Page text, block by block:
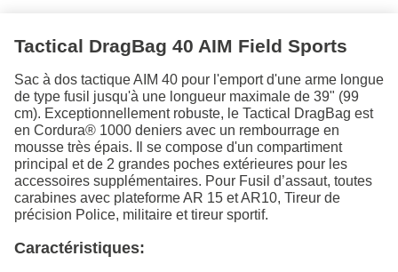
Tactical DragBag 40 AIM Field Sports
Sac à dos tactique AIM 40 pour l'emport d'une arme longue
de type fusil jusqu'à une longueur maximale de 39" (99
cm). Exceptionnellement robuste, le Tactical DragBag est
en Cordura® 1000 deniers avec un rembourrage en
mousse très épais. Il se compose d'un compartiment
principal et de 2 grandes poches extérieures pour les
accessoires supplémentaires. Pour Fusil d’assaut, toutes
carabines avec plateforme AR 15 et AR10, Tireur de
précision Police, militaire et tireur sportif.
Caractéristiques: